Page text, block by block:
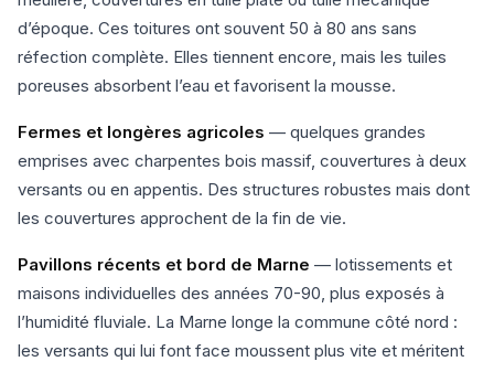
d’époque. Ces toitures ont souvent 50 à 80 ans sans
réfection complète. Elles tiennent encore, mais les tuiles
poreuses absorbent l’eau et favorisent la mousse.
Fermes et longères agricoles — quelques grandes
emprises avec charpentes bois massif, couvertures à deux
versants ou en appentis. Des structures robustes mais dont
les couvertures approchent de la fin de vie.
Pavillons récents et bord de Marne — lotissements et
maisons individuelles des années 70-90, plus exposés à
l’humidité fluviale. La Marne longe la commune côté nord :
les versants qui lui font face moussent plus vite et méritent